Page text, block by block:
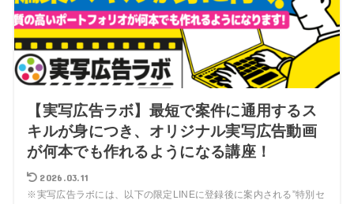
【実写広告ラボ】最短で案件に通用するス
キルが身につき、オリジナル実写広告動画
が何本でも作れるようになる講座！
2026.03.11
※実写広告ラボには、以下の限定LINEに登録後に案内される”特別セ